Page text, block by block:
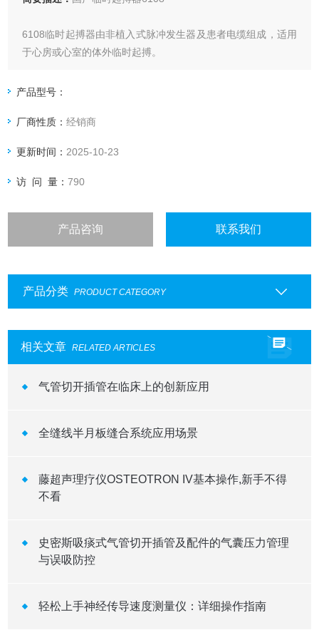
6108临时起搏器由非植入式脉冲发生器及患者电缆组成，适用
于心房或心室的体外临时起搏。
产品型号：
厂商性质：经销商
更新时间： 2025-10-23
访 问 量：790
产品咨询 联系我们
产品分类 PRODUCT CATEGORY
相关文章 RELATED ARTICLES
气管切开插管在临床上的创新应用
全缝线半月板缝合系统应用场景
藤超声理疗仪OSTEOTRON IV基本操作,新手不得
不看
史密斯吸痰式气管切开插管及配件的气囊压力管理
与误吸防控
轻松上手神经传导速度测量仪：详细操作指南